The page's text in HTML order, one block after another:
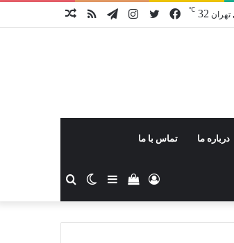
نوشتهخوراکتلگرام
اینستاگرامتوییتر فیس تهران 32
℃
درباره ما تماس با ما
جستجو
برای
تغییر
پوسته
سایدباردیدن
سبد
ورود